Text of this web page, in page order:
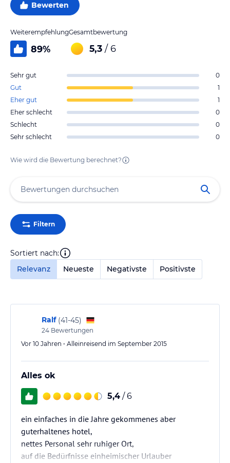
Bewerten
Weiterempfehlung
89%
Gesamtbewertung
5,3 / 6
Sehr gut
0
Gut
1
Eher gut
1
Eher schlecht
0
Schlecht
0
Sehr schlecht
0
Wie wird die Bewertung berechnet?
Filtern
Sortiert nach:
Relevanz
Neueste Negativste Positivste
Ralf (41-45)
24 Bewertungen
Vor 10 Jahren • Alleinreisend im September 2015
Alles ok
5,4 / 6
ein einfaches in die Jahre gekommenes aber
guterhaltenes hotel,
nettes Personal sehr ruhiger Ort,
auf die Bedürfnisse einheimischer Urlauber